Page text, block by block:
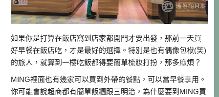
如果你是打算在飯店窩到店家都開門才要出發，那前一天買
好早餐在飯店吃，才是最好的選擇。特別是也有偶像包袱(笑)
的旅人，就算到一樓吃飯都得要簡單梳妝打扮，那多麻煩？
MING裡面也有幾家可以買到外帶的餐點，可以當早餐享用。
你可能會說超商都有簡單飯糰跟三明治，為什麼要到MING買